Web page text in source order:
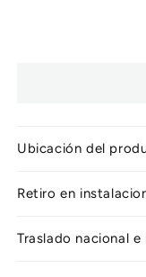
Ubicación del
Retiro en
Traslado nacional